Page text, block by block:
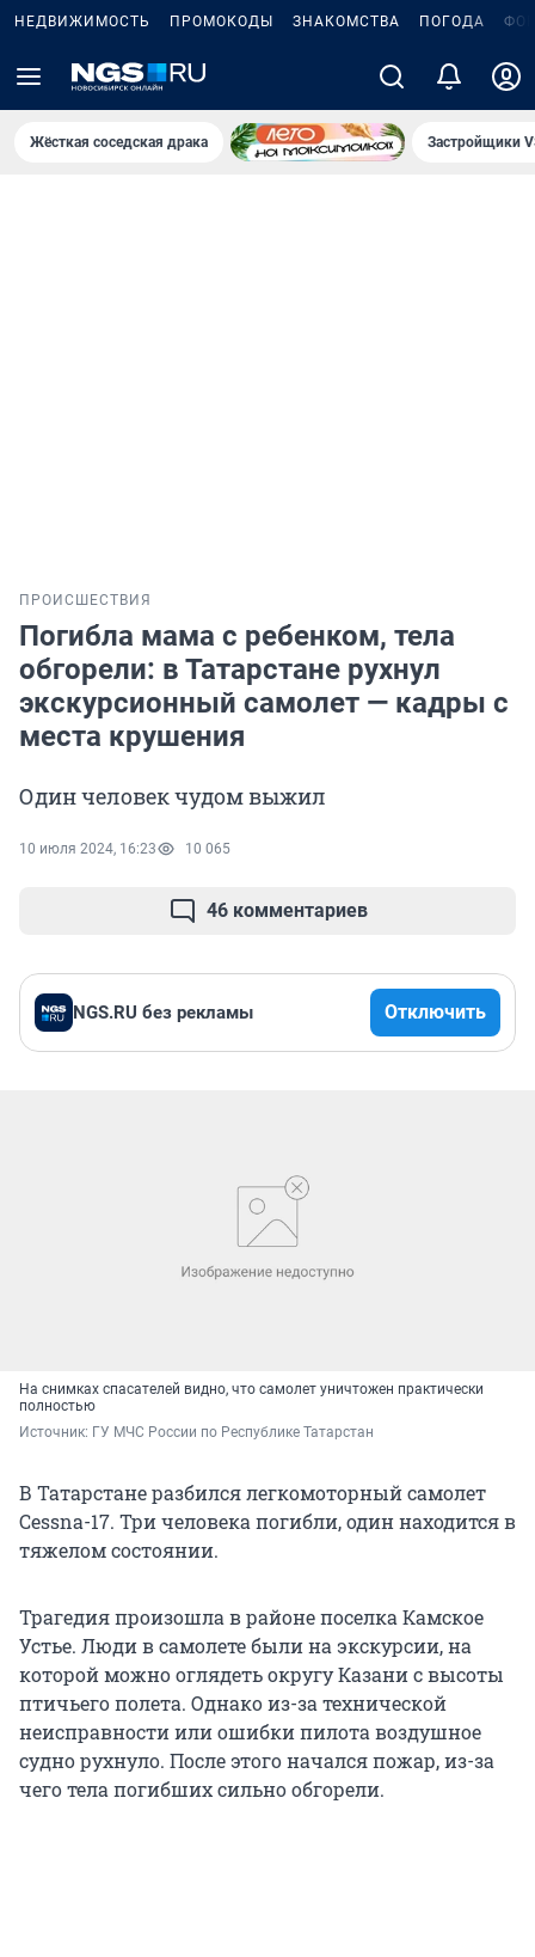
НЕДВИЖИМОСТЬ ПРОМОКОДЫ ЗНАКОМСТВА ПОГОДА
Жёсткая соседская драка Застройщики
ПРОИСШЕСТВИЯ
Погибла мама с ребенком, тела
обгорели: в Татарстане рухнул
экскурсионный самолет — кадры с
места крушения
Один человек чудом выжил
10 июля 2024, 16:23 10 065
46 комментариев
NGS.RU без рекламы Отключить
На снимках спасателей видно, что самолет уничтожен практически
полностью
Источник: ГУ МЧС России по Республике Татарстан
В Татарстане разбился легкомоторный самолет
Cessna-17. Три человека погибли, один находится в
тяжелом состоянии.
Трагедия произошла в районе поселка Камское
Устье. Люди в самолете были на экскурсии, на
которой можно оглядеть округу Казани с высоты
птичьего полета. Однако из-за технической
неисправности или ошибки пилота воздушное
судно рухнуло. После этого начался пожар, из-за
чего тела погибших сильно обгорели.